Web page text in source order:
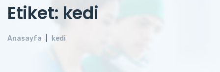
Etiket: kedi
Anasayfa kedi